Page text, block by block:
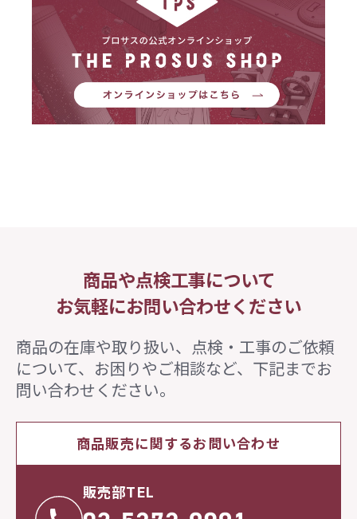
商品や点検工事について
お気軽にお問い合わせください
商品の在庫や取り扱い、点検・工事のご依頼
について、 お困りやご相談など、下記までお
問い合わせください。
商品販売に関するお問い合わせ
販売部TEL